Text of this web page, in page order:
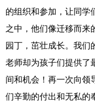
的组织和参加，让同学
之中，他们像迁移而来
园丁，茁壮成长。我们
老师却为孩子们提供了
间和机会！再一次向领
们辛勤的付出和无私的